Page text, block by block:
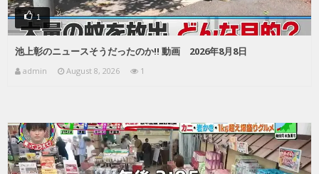
1
池上彰のニュースそうだったのか!! 動画 2026年8月8日
admin August 8, 2026 1